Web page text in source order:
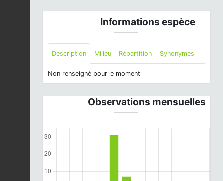
Informations espèce
Description Milieu Répartition Synonymes
Non renseigné pour le moment
Observations mensuelles